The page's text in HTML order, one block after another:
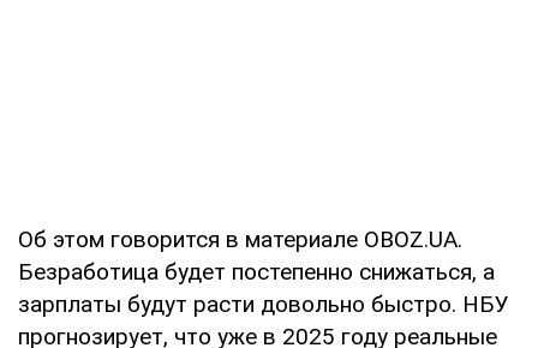
Об этом говорится в материале OBOZ.UA.
Безработица будет постепенно снижаться, а
зарплаты будут расти довольно быстро. НБУ
прогнозирует, что уже в 2025 году реальные